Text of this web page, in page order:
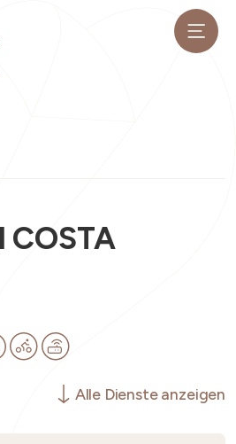
COSTA
Alle Dienste anzeigen